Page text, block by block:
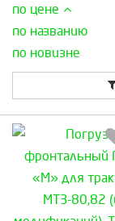
по цене
по названию
по новизне